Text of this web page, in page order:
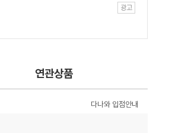
연관상품
다나와 입점안내